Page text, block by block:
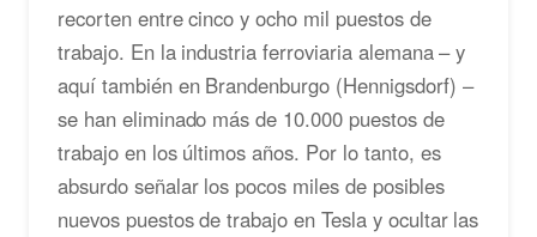
recorten entre cinco y ocho mil puestos de
trabajo. En la industria ferroviaria alemana – y
aquí también en Brandenburgo (Hennigsdorf) –
se han eliminado más de 10.000 puestos de
trabajo en los últimos años. Por lo tanto, es
absurdo señalar los pocos miles de posibles
nuevos puestos de trabajo en Tesla y ocultar las